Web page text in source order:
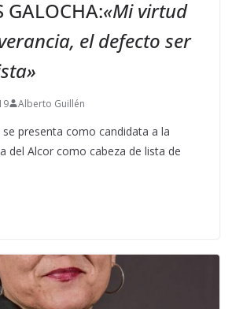
GALOCHA:«Mi virtud
el defecto ser
Alberto Guillén
presenta como candidata a la
del Alcor como cabeza de lista de